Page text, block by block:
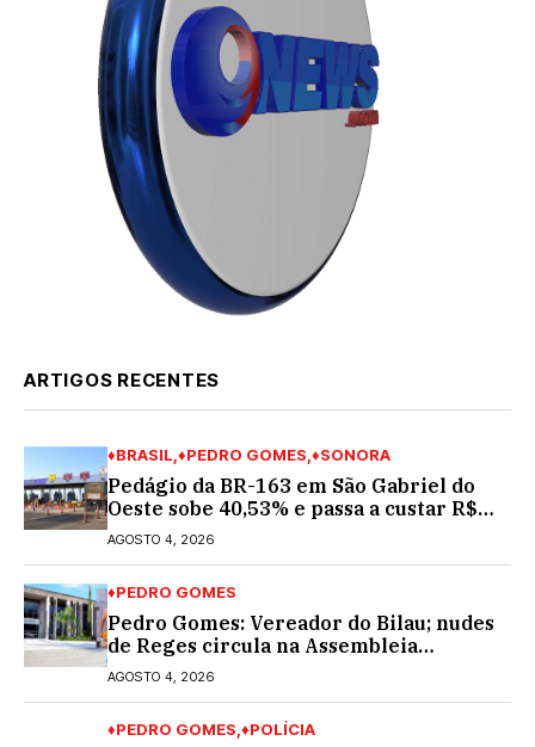
ARTIGOS RECENTES
♦BRASIL ♦PEDRO GOMES ♦SONORA
Pedágio da BR-163 em São Gabriel do
Oeste sobe 40,53% e passa a custar R$
10,70 a partir desta quarta-feira
AGOSTO 4, 2026
♦PEDRO GOMES
Pedro Gomes: Vereador do Bilau; nudes
de Reges circula na Assembleia
Legislativa de MS e também na
governadoria
AGOSTO 4, 2026
♦PEDRO GOMES ♦POLÍCIA